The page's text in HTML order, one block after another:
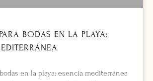
BODAS EN LA PLAYA:
en la playa: esencia mediterránea